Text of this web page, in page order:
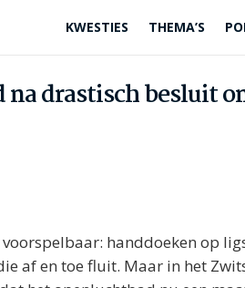
KWESTIES THEMA’S
drastisch besluit
handdoeken op
af en toe fluit. Maar in het